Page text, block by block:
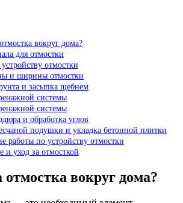
вокруг дома?
для отмостки
отмостки
и ширины отмостки
и засыпка щебнем
системы
системы
и обработка углов
подушки и укладка бетонной плитки
работы по устройству отмостки
и уход за отмосткой
вокруг дома?